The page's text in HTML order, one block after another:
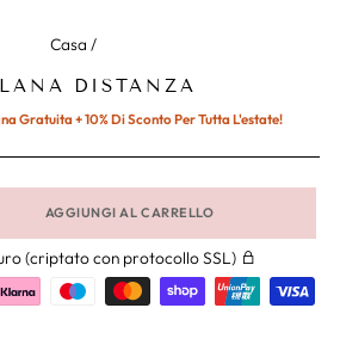
Casa /
DISTANZA
Gratuita + 10% Di Sconto Per Tutta L'estate!
AGGIUNGI AL CARRELLO
(criptato con protocollo SSL)